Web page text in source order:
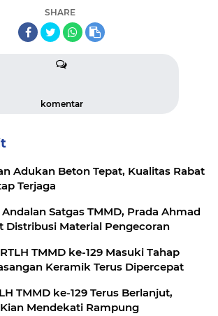
SHARE
komentar
Adukan Beton Tepat, Kualitas Rabat
Terjaga
Satgas TMMD, Prada Ahmad
Distribusi Material Pengecoran
TMMD ke-129 Masuki Tahap
Keramik Terus Dipercepat
TMMD ke-129 Terus Berlanjut,
Mendekati Rampung